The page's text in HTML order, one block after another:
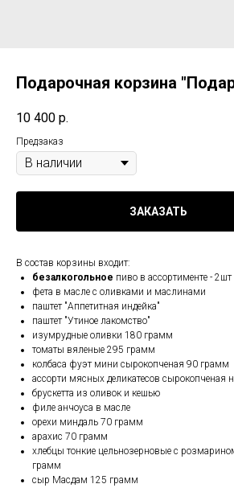
Подарочная корзина
10 400 р.
Предзаказ
ЗАКАЗАТЬ
В состав корзины входит:
безалкогольное пиво в ассортименте - 2шт
фета в масле с оливками и маслинами
паштет "Аппетитная индейка"
паштет "Утиное лакомство"
изумрудные оливки 180 грамм
томаты вяленые 295 грамм
колбаса фуэт мини сырокопченая 90 грамм
ассорти мясных деликатесов сырокопченая
брускетта из оливок и кешью
филе анчоуса в масле
орехи миндаль 70 грамм
арахис 70 грамм
хлебцы тонкие цельнозерновые с
грамм
сыр Масдам 125 грамм